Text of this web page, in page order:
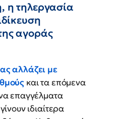
η τηλεργασία
αγοράς
αλλάζει με
και τα επόμενα
επαγγέλματα
ιδιαίτερα